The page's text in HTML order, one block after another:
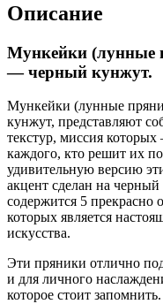
Описание
Мункейки (лунные
— черный кунжут.
Мункейки (лунные
кунжут, представляют
текстур, миссия
каждого, кто решит их
удивительную версию
акцент сделан на
содержится 5
которых является
искусства.
Эти пряники отлично
и для личного
которое стоит запомнить.